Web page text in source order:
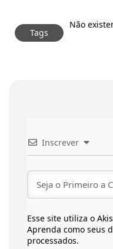
Tags
Não
Inscrever
Esse site utiliza o
Aprenda como seus
processados.